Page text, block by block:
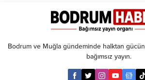
Bodrum ve Muğla gündeminde halktan
bağımsız yayın.